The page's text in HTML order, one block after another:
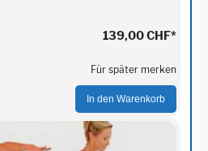
139,00 CHF*
Für später merken
In den Warenkorb